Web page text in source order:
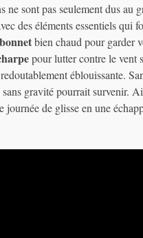
ne sont pas seulement dus
des éléments essentiels qui
bonnetbien chaud pour garder
pour lutter contre le vent
éblouissante.
gravité pourrait survenir.
de glisse en une